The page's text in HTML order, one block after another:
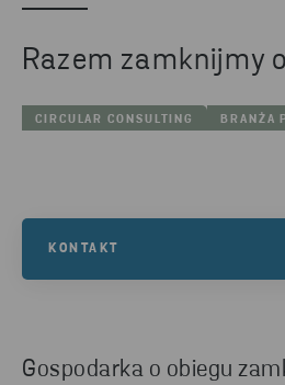
Razem zamknijmy
CIRCULAR CONSULTING BRANŻA
Gospodarka o obiegu
KONTAKT
możemy pomóc Twojej firmie w